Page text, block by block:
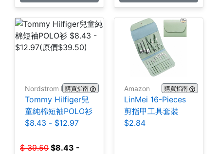
Nordstrom Rack購買指南
Tommy Hilfiger兒
童純棉短袖POLO衫
$8.43 - $12.97
$ 39.50 $8.43 -
Amazon 購買指南
LinMei 16-Pieces
剪指甲工具套裝
$2.84